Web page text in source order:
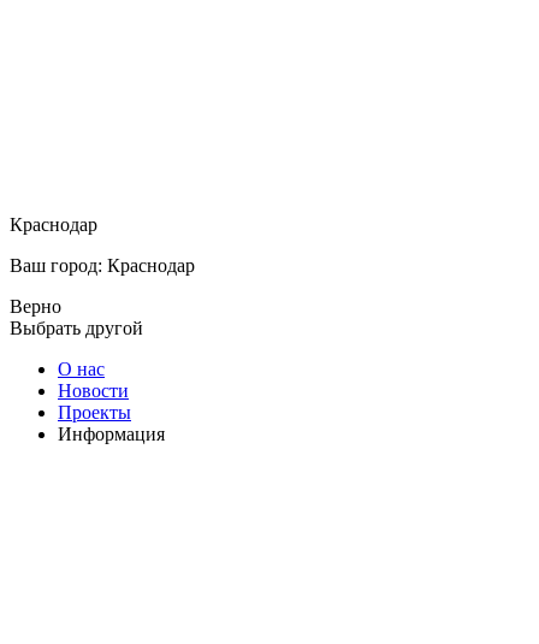
Краснодар
Ваш город: Краснодар
Верно
Выбрать другой
О нас
Новости
Проекты
Информация